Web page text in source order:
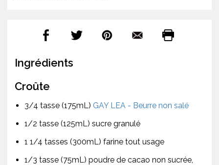
Ingrédients
Croûte
3/4 tasse (175mL) GAY LEA - Beurre non salé
1/2 tasse (125mL) sucre granulé
1 1/4 tasses (300mL) farine tout usage
1/3 tasse (75mL) poudre de cacao non sucrée,